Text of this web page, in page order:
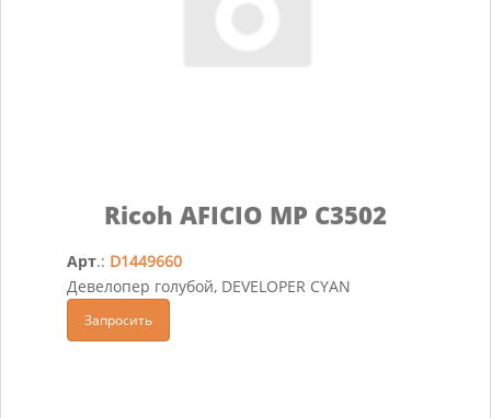
Ricoh AFICIO MP C3502
Арт.: D1449660
Девелопер голубой, DEVELOPER CYAN
Запросить